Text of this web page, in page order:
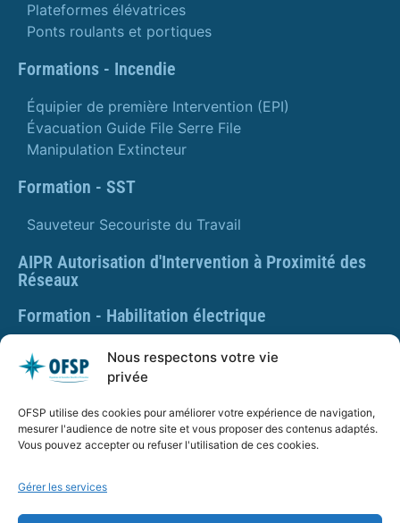
Nous respectons votre vie
privée
OFSP utilise des cookies pour améliorer votre expérience de navigation,
mesurer l'audience de notre site et vous proposer des contenus adaptés.
Vous pouvez accepter ou refuser l'utilisation de ces cookies.
Gérer les services
Plateformes élévatrices
Ponts roulants et portiques
Formations - Incendie
Équipier de première Intervention (EPI)
Évacuation Guide File Serre File
Manipulation Extincteur
Formation - SST
Sauveteur Secouriste du Travail
AIPR Autorisation d'Intervention à Proximité des
Réseaux
Formation - Habilitation électrique
Formation - Gestes et postures
Formation Gestes et Postures - Prévention des TMS
PLAQUETTE DE PRÉSENTATION OFSP